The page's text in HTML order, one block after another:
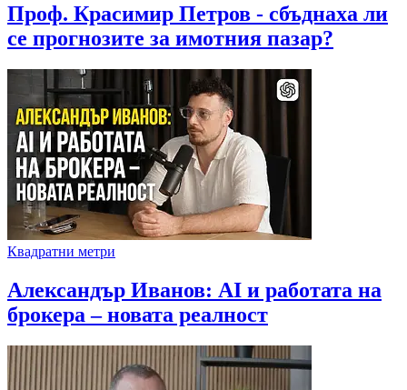
Проф. Красимир Петров - сбъднаха ли
се прогнозите за имотния пазар?
Квадратни метри
Александър Иванов: AI и работата на
брокера – новата реалност